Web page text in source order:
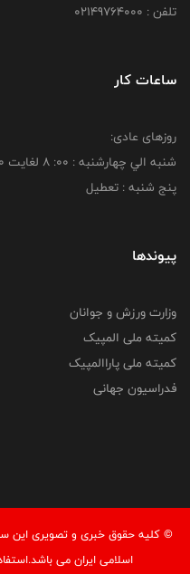
تلفن : 02149764000
ساعات کار
روزهای عادی:
شنبه الي چهارشنبه : 00: 8 لغايت 16:00
پنج شنبه : تعطیل
پیوندها
وزارت ورزش و جوانان
کمیته ملی المپیک
کمیته ملی پاراالمپیک
فدراسیون جهانی
© کليه حقوق خبری و تصويری اين
اسلامی ایران می